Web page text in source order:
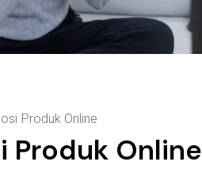
Produk Online
Produk Online